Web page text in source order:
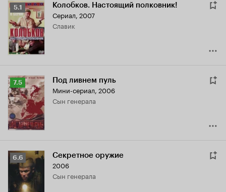
Рейтинг
Кинопоиска
5.1
5.1 Колобков. Настоящий полковник!
Сериал, 2007
Славик
Рейтинг
Кинопоиска
7.5
7.5 Под ливнем пуль
Мини-сериал, 2006
сын генерала
Рейтинг
Кинопоиска
6.6
6.6 Секретное оружие
2006
сын генерала